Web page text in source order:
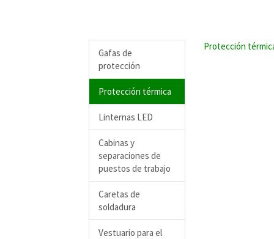
Gafas de
protección
Protección térmica
Linternas LED
Cabinas y
separaciones de
puestos de trabajo
Caretas de
soldadura
Vestuario para el
Protección